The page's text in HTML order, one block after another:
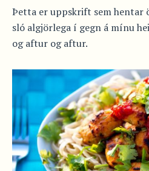
Þetta er uppskrift sem hentar
sló algjörlega í gegn á mínu
og aftur og aftur.